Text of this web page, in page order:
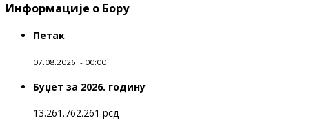
Информације о Бору
Петак
07.08.2026. - 00:00
Буџет за 2026. годину
13.261.762.261 рсд